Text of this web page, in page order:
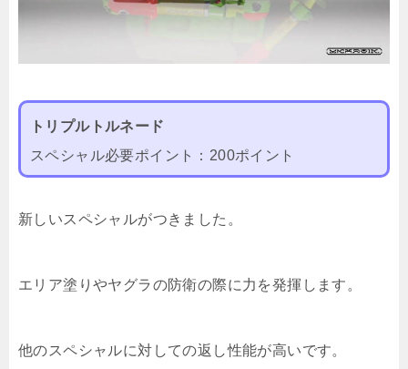
トリプルトルネード
スペシャル必要ポイント：200ポイント
新しいスペシャルがつきました。
エリア塗りやヤグラの防衛の際に力を発揮します。
他のスペシャルに対しての返し性能が高いです。